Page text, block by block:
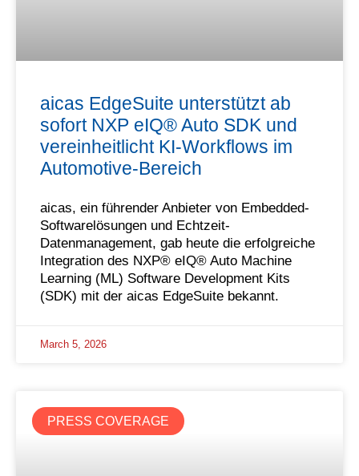
aicas EdgeSuite unterstützt ab
sofort NXP eIQ® Auto SDK und
vereinheitlicht KI-Workflows im
Automotive-Bereich
aicas, ein führender Anbieter von Embedded-
Softwarelösungen und Echtzeit-
Datenmanagement, gab heute die erfolgreiche
Integration des NXP® eIQ® Auto Machine
Learning (ML) Software Development Kits
(SDK) mit der aicas EdgeSuite bekannt.
March 5, 2026
PRESS COVERAGE